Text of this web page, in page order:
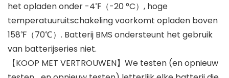
het opladen onder -4℉（-20 °C）, hoge
temperatuuruitschakeling voorkomt opladen boven
158℉（70℃）. Batterij BMS ondersteunt het gebruik
van batterijseries niet.
【KOOP MET VERTROUWEN】We testen (en opnieuw